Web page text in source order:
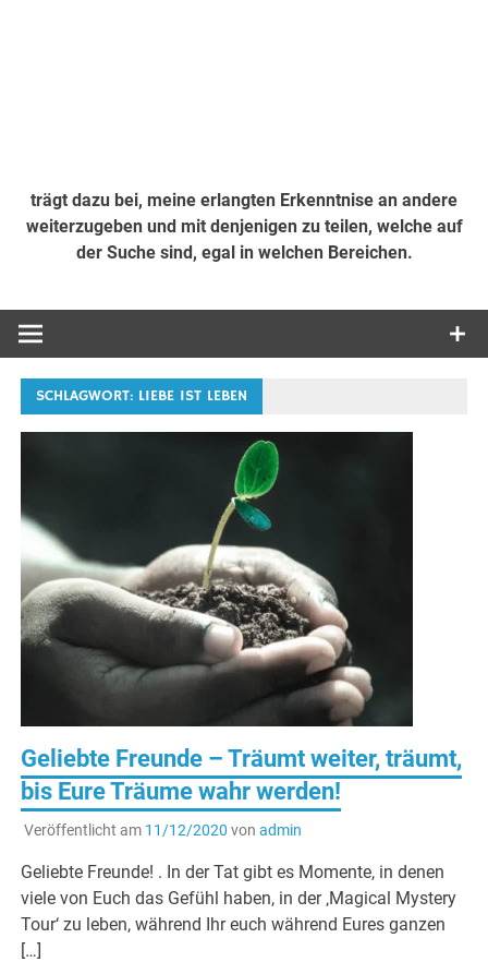
trägt dazu bei, meine erlangten Erkenntnise an andere
weiterzugeben und mit denjenigen zu teilen, welche auf
der Suche sind, egal in welchen Bereichen.
SCHLAGWORT: LIEBE IST LEBEN
Geliebte Freunde – Träumt weiter, träumt,
bis Eure Träume wahr werden!
Veröffentlicht am 11/12/2020 von admin
Geliebte Freunde! . In der Tat gibt es Momente, in denen
viele von Euch das Gefühl haben, in der ‚Magical Mystery
Tour‘ zu leben, während Ihr euch während Eures ganzen
[…]